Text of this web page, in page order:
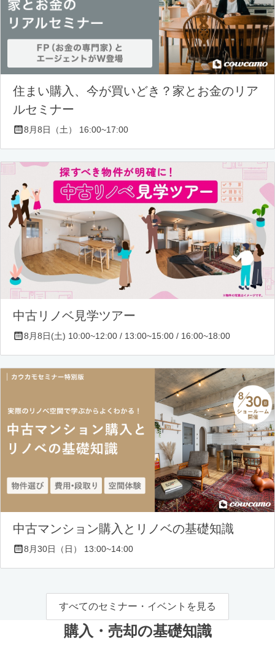
住まい購入、今が買いどき？家とお金のリア
ルセミナー
8月8日（土） 16:00~17:00
中古リノベ見学ツアー
8月8日(土) 10:00~12:00 / 13:00~15:00 / 16:00~18:00
中古マンション購入とリノベの基礎知識
8月30日（日） 13:00~14:00
すべてのセミナー・イベントを見る
購入・売却の基礎知識